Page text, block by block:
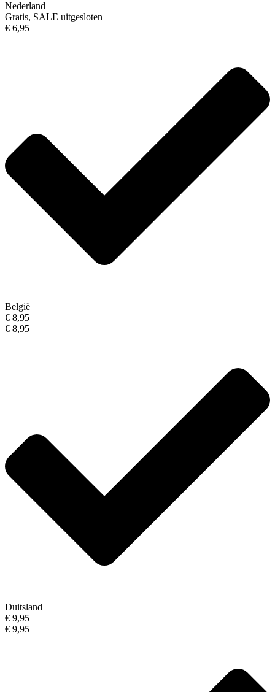
Nederland
Gratis, SALE uitgesloten
€ 6,95
België
€ 8,95
€ 8,95
Duitsland
€ 9,95
€ 9,95